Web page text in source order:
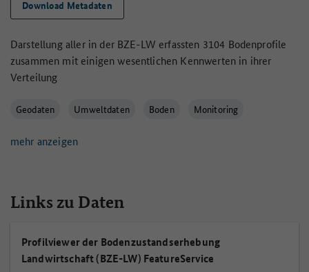
Download Metadaten
Darstellung aller in der BZE-LW erfassten 3104 Bodenprofile
zusammen mit einigen wesentlichen Kennwerten in ihrer
Verteilung
Geodaten Umweltdaten Boden Monitoring
mehr anzeigen
Links zu Daten
Profilviewer der Bodenzustandserhebung
Landwirtschaft (BZE-LW) FeatureService